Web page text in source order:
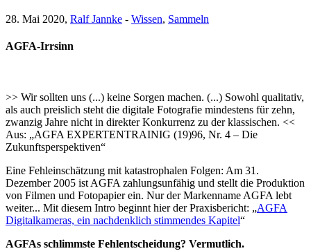
28. Mai 2020, Ralf Jannke - Wissen, Sammeln
AGFA-Irrsinn
>> Wir sollten uns (...) keine Sorgen machen. (...) Sowohl qualitativ,
als auch preislich steht die digitale Fotografie mindestens für zehn,
zwanzig Jahre nicht in direkter Konkurrenz zu der klassischen. <<
Aus: „AGFA EXPERTENTRAINIG (19)96, Nr. 4 – Die
Zukunftsperspektiven“
Eine Fehleinschätzung mit katastrophalen Folgen: Am 31.
Dezember 2005 ist AGFA zahlungsunfähig und stellt die Produktion
von Filmen und Fotopapier ein. Nur der Markenname AGFA lebt
weiter... Mit diesem Intro beginnt hier der Praxisbericht: „AGFA
Digitalkameras, ein nachdenklich stimmendes Kapitel“
AGFAs schlimmste Fehlentscheidung? Vermutlich.